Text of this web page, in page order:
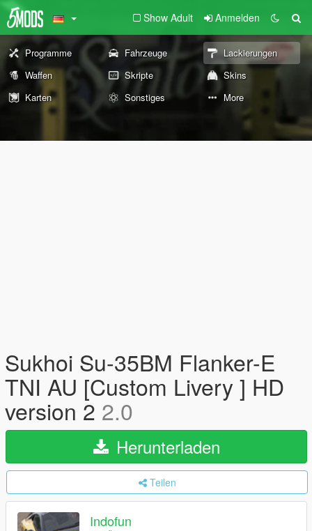
Show Adult Anmelden
Programme Fahrzeuge
Lackierungen
Waffen
Skripte
Skins
Karten
Sonstiges More
Sukhoi Su-35BM Flanker-E
TNI AU [Custom Livery ] HD
version 2 2.0
Herunterladen
Teilen
Indofun